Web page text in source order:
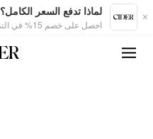
لماذا تدفع السعر الكامل؟
احصل على خصم 15% في التطبيق